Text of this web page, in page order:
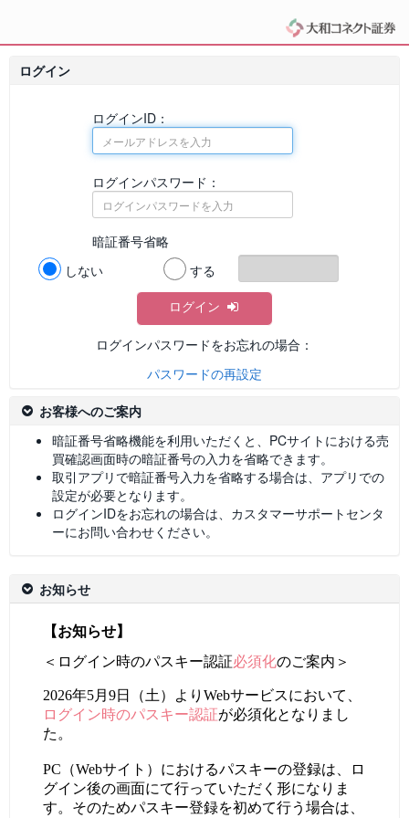
ログイン
ログインID：
ログインパスワード：
暗証番号省略
しない
する
ログイン
ログインパスワードをお忘れの場合：
パスワードの再設定
お客様へのご案内
暗証番号省略機能を利用いただくと、PCサイトにおける売
買確認画面時の暗証番号の入力を省略できます。
取引アプリで暗証番号入力を省略する場合は、アプリでの
設定が必要となります。
ログインIDをお忘れの場合は、カスタマーサポートセンタ
ーにお問い合わせください。
お知らせ